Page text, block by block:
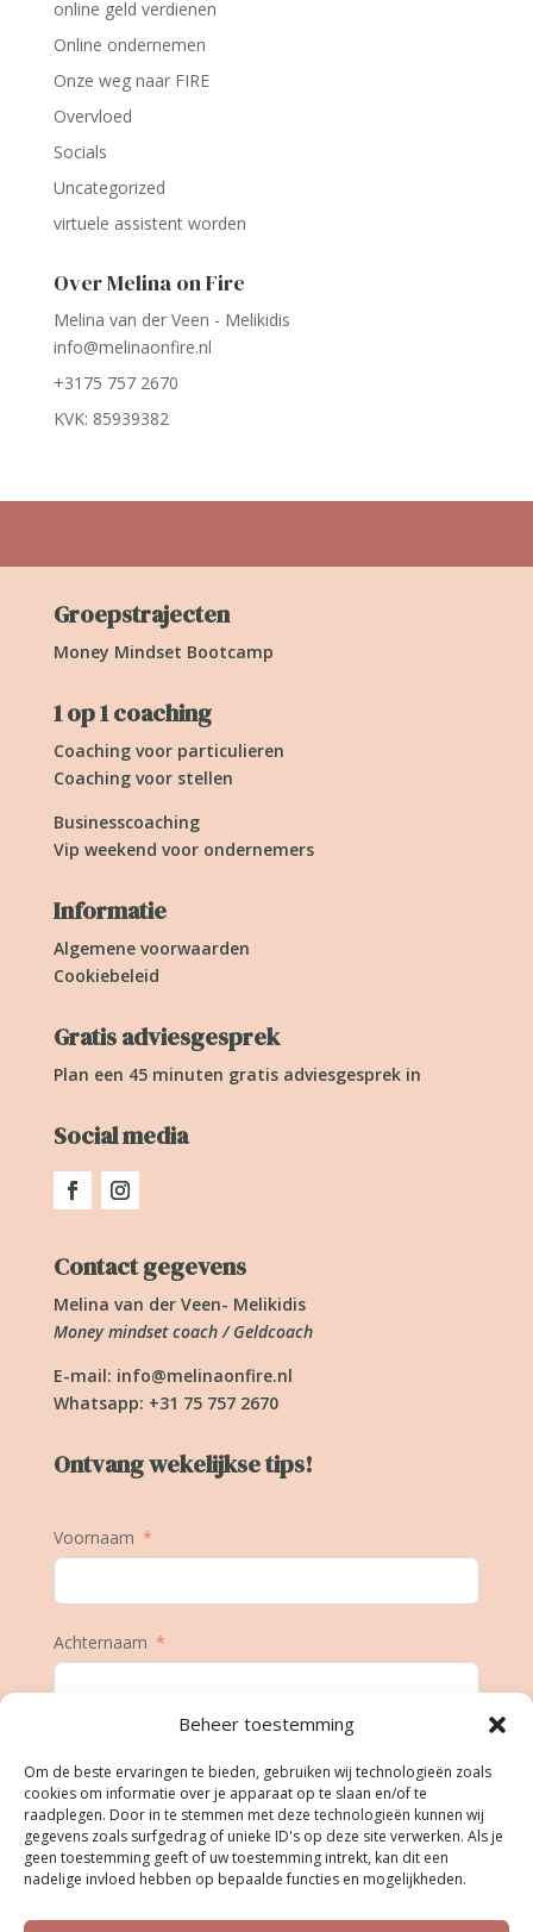
Beheer toestemming
Om de beste ervaringen te bieden, gebruiken wij technologieën zoals
cookies om informatie over je apparaat op te slaan en/of te
raadplegen. Door in te stemmen met deze technologieën kunnen wij
gegevens zoals surfgedrag of unieke ID's op deze site verwerken. Als je
geen toestemming geeft of uw toestemming intrekt, kan dit een
nadelige invloed hebben op bepaalde functies en mogelijkheden.
online geld verdienen
Online ondernemen
Onze weg naar FIRE
Overvloed
Socials
Uncategorized
virtuele assistent worden
Over Melina on Fire
Melina van der Veen - Melikidis
info@melinaonfire.nl
+3175 757 2670
KVK: 85939382
Groepstrajecten
Money Mindset Bootcamp
1 op 1 coaching
Coaching voor particulieren
Coaching voor stellen
Businesscoaching
Vip weekend voor ondernemers
Informatie
Algemene voorwaarden
Cookiebeleid
Gratis adviesgesprek
Plan een 45 minuten gratis adviesgesprek in
Social media
Contact gegevens
Melina van der Veen- Melikidis
Money mindset coach / Geldcoach
E-mail: info@melinaonfire.nl
Whatsapp: +31 75 757 2670
Ontvang wekelijkse tips!
Voornaam
Achternaam
Geboortedatum